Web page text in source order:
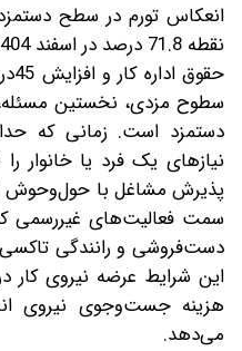
انعکاس تورم در سطح
سطوح مزدی، نخستین
دستمزد است. زمانی که
نیازهای یک فرد یا خانوار
پذیرش مشاغل با حول‌و‌حوش
سمت فعالیت‌های غیررسمی
دست‌فروشی و رانندگی
این شرایط عرضه نیروی
هزینه جست‌وجوی نیروی
می‌دهد.